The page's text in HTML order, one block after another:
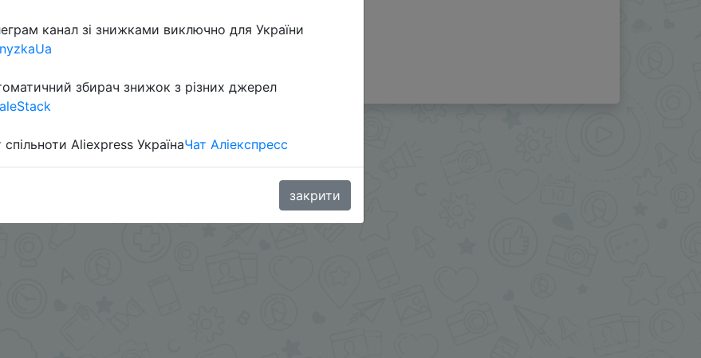
каналі:
канал зі знижками виключно для України
збирач знижок з різних джерел
спільноти Aliexpress УкраїнаЧат Аліекспресс
закрити